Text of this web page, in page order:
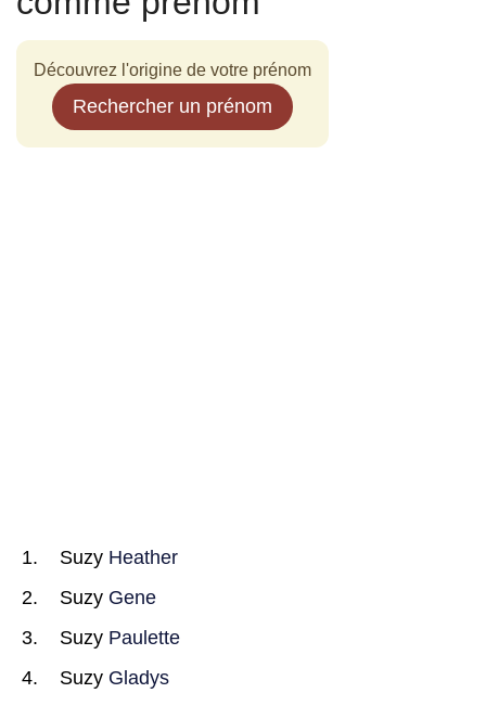
Découvrez l'origine de votre prénom
Rechercher un prénom
Suzy Heather
Suzy Gene
Suzy Paulette
Suzy Gladys